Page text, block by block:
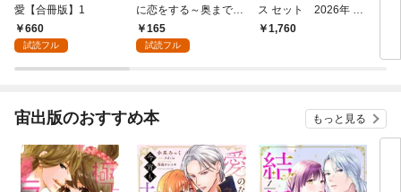
愛【合冊版】1
660
試読フル
に恋をする～奥まで溶
かす深い熱愛～ 1
165
試読フル
ス セット 2026年 vo
l.916
1,760
宙出版のおすすめ本 もっと見る